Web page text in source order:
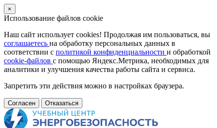
×
Использование файлов cookie
Наш сайт использует cookies! Продолжая им пользоваться, вы
соглашаетесь на обработку персональных данных в
соответствии с политикой конфиденциальности и обработкой
cookie-файлов с помощью Яндекс.Метрика, необходимых для
аналитики и улучшения качества работы сайта и сервиса.
Запретить эти действия можно в настройках браузера.
Согласен Отказаться